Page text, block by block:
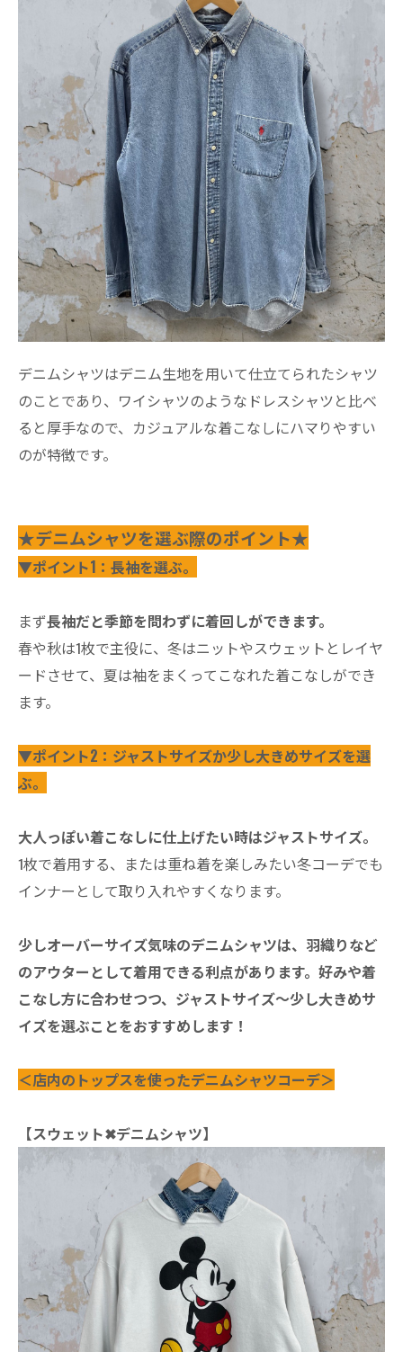
デニムシャツはデニム生地を用いて仕立てられたシャツ
のことであり、ワイシャツのようなドレスシャツと比べ
ると厚手なので、カジュアルな着こなしにハマりやすい
のが特徴です。
★デニムシャツを選ぶ際のポイント★
▼ポイント1：長袖を選ぶ。
まず長袖だと季節を問わずに着回しができます。
春や秋は1枚で主役に、冬はニットやスウェットとレイヤ
ードさせて、夏は袖をまくってこなれた着こなしができ
ます。
▼ポイント2：ジャストサイズか少し大きめサイズを選
ぶ。
大人っぽい着こなしに仕上げたい時はジャストサイズ。
1枚で着用する、または重ね着を楽しみたい冬コーデでも
インナーとして取り入れやすくなります。
少しオーバーサイズ気味のデニムシャツは、羽織りなど
のアウターとして着用できる利点があります。好みや着
こなし方に合わせつつ、ジャストサイズ～少し大きめサ
イズを選ぶことをおすすめします！
＜店内のトップスを使ったデニムシャツコーデ＞
【スウェット✖デニムシャツ】